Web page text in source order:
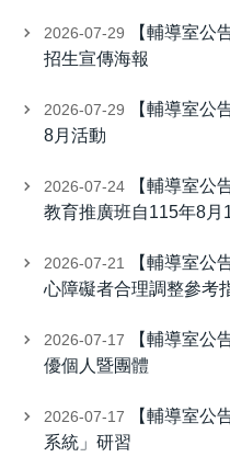
2026-07-29
【輔導室公
招生宣傳海報
2026-07-29
【輔導室公
8月活動
2026-07-24
【輔導室公
教育推廣班自115年8月
2026-07-21
【輔導室公
心障礙者合理調整參考
2026-07-17
【輔導室公
優個人暨團體
2026-07-17
【輔導室公
系統」研習